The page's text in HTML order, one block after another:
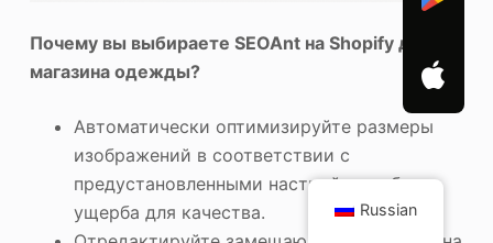
Почему вы выбираете SEOAnt на Shopify для
магазина одежды?
Автоматически оптимизируйте размеры
изображений в соответствии с
предустановленными настройками без
ущерба для качества.
Russian